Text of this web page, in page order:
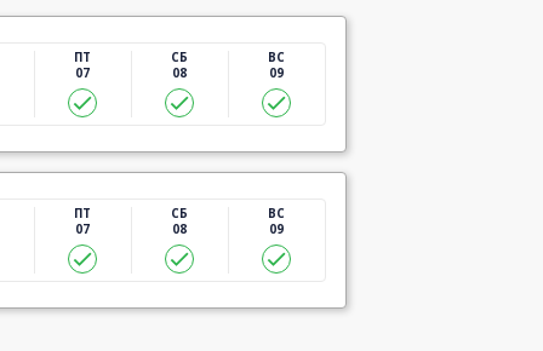
ПТ
07
СБ
08
ВС
09
ПТ
07
СБ
08
ВС
09